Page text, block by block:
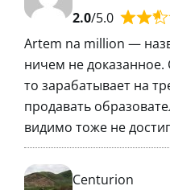
2.0/5.0
Artem na million —
ничем не
то зарабатывает на
продавать
видимо тоже не
Centurion